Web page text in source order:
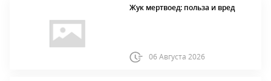
Жук мертвоед: польза и вред
06 Августа 2026